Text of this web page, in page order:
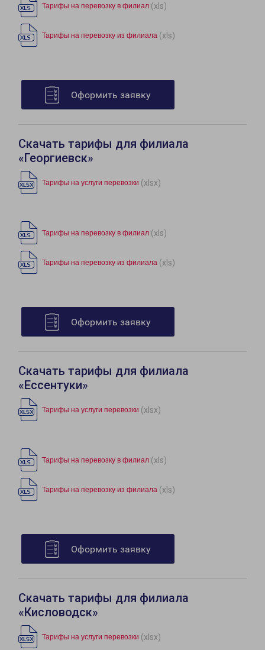
Тарифы на перевозку в филиал (xls)
Тарифы на перевозку из филиала (xls)
Оформить заявку
Скачать тарифы для филиала
«Георгиевск»
Тарифы на услуги перевозки (xlsx)
Тарифы на перевозку в филиал (xls)
Тарифы на перевозку из филиала (xls)
Оформить заявку
Скачать тарифы для филиала
«Ессентуки»
Тарифы на услуги перевозки (xlsx)
Тарифы на перевозку в филиал (xls)
Тарифы на перевозку из филиала (xls)
Оформить заявку
Скачать тарифы для филиала
«Кисловодск»
Тарифы на услуги перевозки (xlsx)